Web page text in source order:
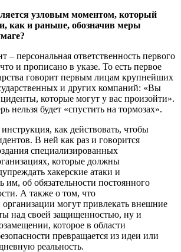
узловым моментом, который
как и раньше, обозначив меры
персональная ответственность первого
и прописано в указе. То есть первое
говорит первым лицам крупнейших
и других компаний: «Вы
которые могут у вас произойти».
нельзя будет «спустить на тормозах».
как действовать, чтобы
В ней как раз и говорится
специализированных
которые должны
хакерские атаки и
им, об обязательности постоянного
А также о том, что
могут привлекать внешние
над своей защищенностью, ну и
которое в области
превращается из идеи или
реальность.